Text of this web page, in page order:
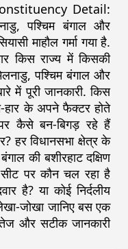
Detail:
पश्चिम बंगाल और
माहौल गर्मा गया है.
किस राज्य में किसकी
पश्चिम बंगाल और
में पूरी जानकारी. किस
हार के अपने फैक्टर होते
कैसे बन-बिगड़ रहे हैं
हर विधानसभा क्षेत्र के
की बशीरहाट दक्षिण
पर कौन चल रहा है
है? या कोई निर्दलीय
जोखा जानिए बस एक
और सटीक जानकारी